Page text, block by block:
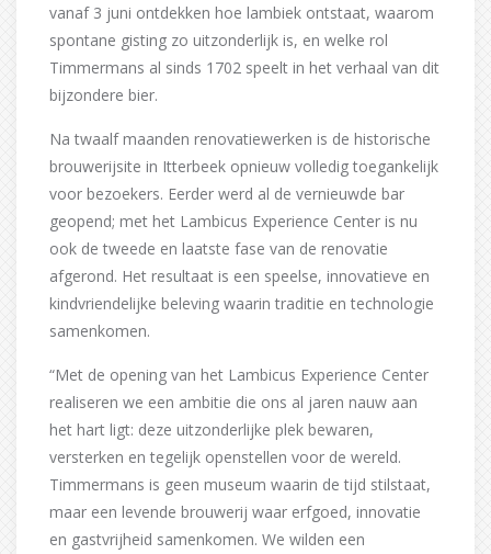
vanaf 3 juni ontdekken hoe lambiek ontstaat, waarom
spontane gisting zo uitzonderlijk is, en welke rol
Timmermans al sinds 1702 speelt in het verhaal van dit
bijzondere bier.
Na twaalf maanden renovatiewerken is de historische
brouwerijsite in Itterbeek opnieuw volledig toegankelijk
voor bezoekers. Eerder werd al de vernieuwde bar
geopend; met het Lambicus Experience Center is nu
ook de tweede en laatste fase van de renovatie
afgerond. Het resultaat is een speelse, innovatieve en
kindvriendelijke beleving waarin traditie en technologie
samenkomen.
“Met de opening van het Lambicus Experience Center
realiseren we een ambitie die ons al jaren nauw aan
het hart ligt: deze uitzonderlijke plek bewaren,
versterken en tegelijk openstellen voor de wereld.
Timmermans is geen museum waarin de tijd stilstaat,
maar een levende brouwerij waar erfgoed, innovatie
en gastvrijheid samenkomen. We wilden een